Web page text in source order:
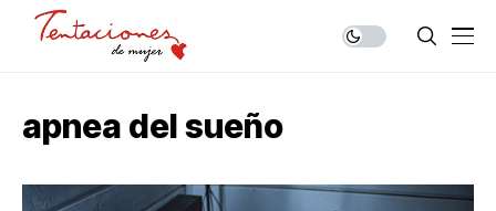
apnea del sueño